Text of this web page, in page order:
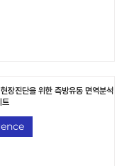
장진단을 위한 측방유동 면역분석법
트